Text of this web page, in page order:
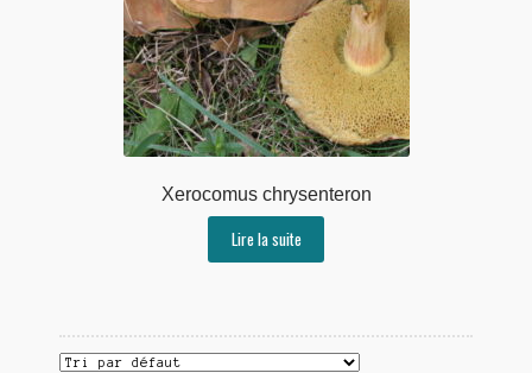
Xerocomus chrysenteron
Lire la suite